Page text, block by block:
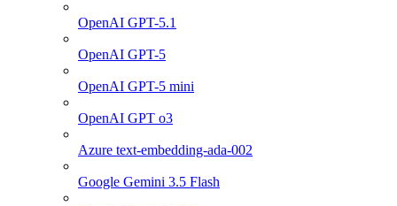
OpenAI GPT-5.1
OpenAI GPT-5
OpenAI GPT-5 mini
OpenAI GPT o3
Azure text-embedding-ada-002
Google Gemini 3.5 Flash